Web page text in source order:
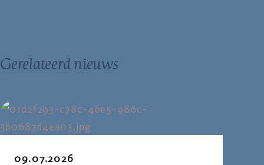
Gerelateerd nieuws
09.07.2026